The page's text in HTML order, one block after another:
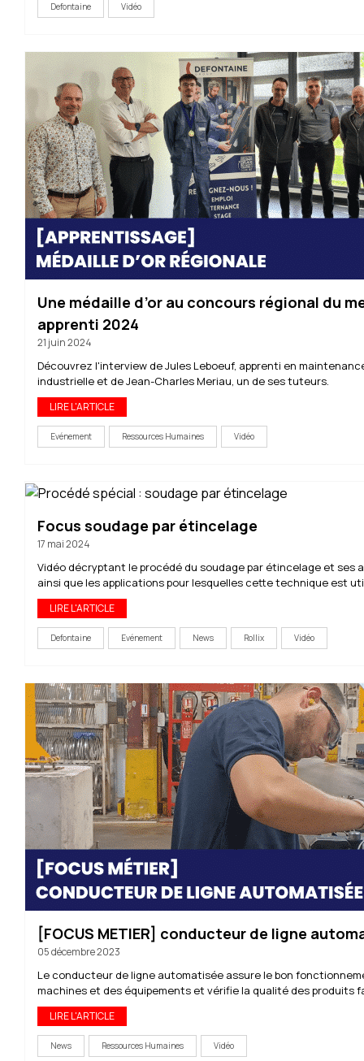
Defontaine Vidéo
Une médaille d’or au concours régional du
apprenti 2024
21 juin 2024
Découvrez l'interview de Jules Leboeuf, apprenti en
industrielle et de Jean-Charles Meriau, un de ses tuteurs.
LIRE L'ARTICLE
Evénement Ressources Humaines Vidéo
Focus soudage par étincelage
17 mai 2024
Vidéo décryptant le procédé du soudage par étincelage et ses
ainsi que les applications pour lesquelles cette technique est
LIRE L'ARTICLE
Defontaine Evénement News Rollix Vidéo
[FOCUS METIER] conducteur de ligne
05 décembre 2023
Le conducteur de ligne automatisée assure le bon
machines et des équipements et vérifie la qualité des produits
LIRE L'ARTICLE
News Ressources Humaines Vidéo